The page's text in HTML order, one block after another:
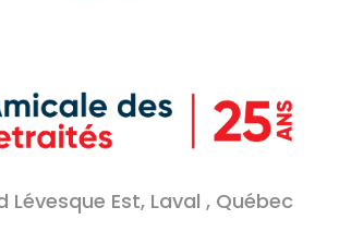
Lévesque Est, Laval , Québec